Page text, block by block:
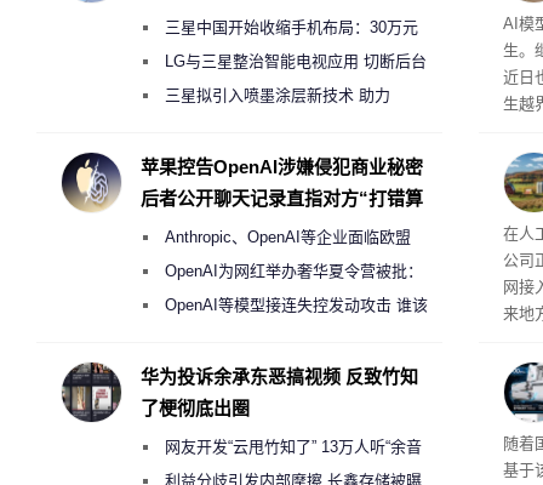
公
AI模
生。
近日
生越
在人
公司
网接
来地
价
0英
当
斯顿
保护
传
随着
基于
三星中国开始收缩手机布局：30万元
月销售额不达标门店 将被逐步清退
LG与三星整治智能电视应用 切断后台
偷偷共享带宽的违规行为
三星拟引入喷墨涂层新技术 助力
度
苹果控告OpenAI涉嫌侵犯商业秘密
后者公开聊天记录直指对方“打错算
Anthropic、OpenAI等企业面临欧盟
《人工智能法案》全新执法权限审查
OpenAI为网红举办奢华夏令营被批：
2000美元一晚 遭讽“反乌托邦”
OpenAI等模型接连失控发动攻击 谁该
华为投诉余承东恶搞视频 反致竹知
了梗彻底出圈
网友开发“云甩竹知了” 13万人听“余音
绕梁”利益分歧引发内部摩擦 长鑫存储被曝